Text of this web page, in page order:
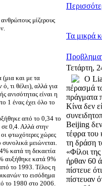
μίζερους
(μια και με τα
τι θέλει), αλλά για
ανισότητας είναι η
1 ένας έχει όλο το
από το 0,34 το
0,4. Αλλά στην
φτωχότερες χώρες
μειώνεται.
κατά τη δεκαετία
αυξήθηκε κατά 9%
το 1993. Τέλος η
το εισόδημα
το 1980 στο 2006.
Τα μικρά
Τετάρτη,
O
πέρασμά
πράγματα
Κίνα δεν
Beijing
τέφρα του
τη δράση
«Φίλοι
ήρθαν 60
πίστευε
πίστευαν